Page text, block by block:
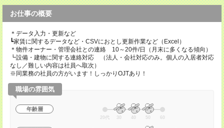
お仕事の概要
＊データ入力・更新など
┗家賃に関するデータなど・CSVにおとし更新作業など（Excel）
＊物件オーナー・管理会社との連絡 10～20件/日（月末に多くなる傾向）
┗設備・建物に関する連絡対応 （法人・会社対応のみ。個人の入居者対応
なし／難しい内容は社員へ取次）
※同業務の社員の方がいます！しっかりOJTあり！
職場の雰囲気
年齢層
20代 30 40 50 60